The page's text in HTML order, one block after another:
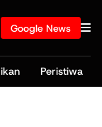
Google News
Peristiwa